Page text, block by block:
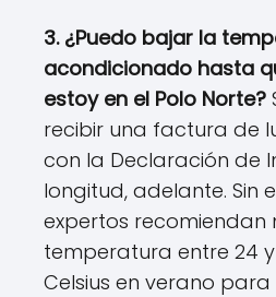
3. ¿Puedo bajar la
acondicionado hasta
estoy en el Polo Norte?
recibir una factura de
con la Declaración de
longitud, adelante. Sin
expertos recomiendan
temperatura entre 24
Celsius en verano